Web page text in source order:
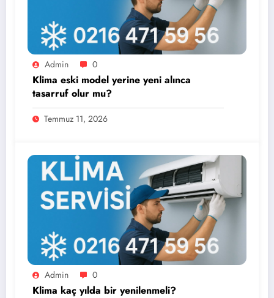
Admin 0
Klima eski model yerine yeni alınca
tasarruf olur mu?
Temmuz 11, 2026
Admin 0
Klima kaç yılda bir yenilenmeli?